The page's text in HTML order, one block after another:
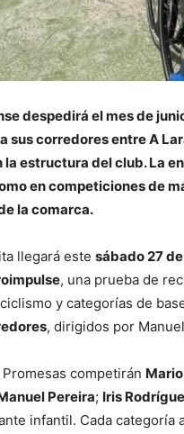
despedirá el mes de
sus corredores entre A
la estructura del club. La
en competiciones de
la comarca.
llegará este sábado 27
, una prueba de
y categorías de
, dirigidos por
competirán
Pereira; Iris
infantil. Cada categoría